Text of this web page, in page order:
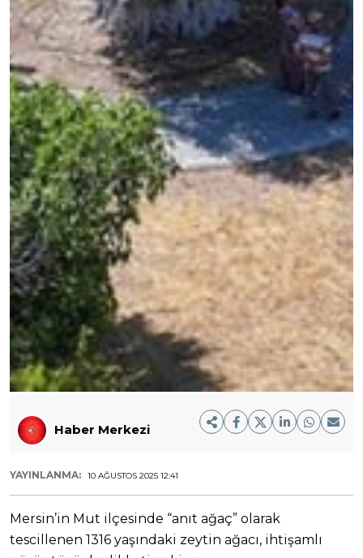
Haber Merkezi
YAYINLANMA: 10 AĞUSTOS 2025 12:41
Mersin’in Mut ilçesinde “anıt ağaç” olarak
tescillenen 1316 yaşındaki zeytin ağacı, ihtişamlı